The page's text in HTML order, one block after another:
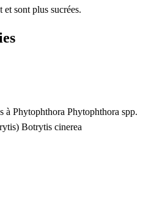
et sont plus sucrées.
à Phytophthora Phytophthora spp.
Botrytis cinerea